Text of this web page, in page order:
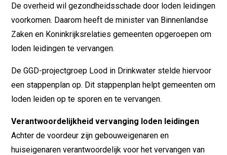
De overheid wil gezondheidsschade door loden leidingen
voorkomen. Daarom heeft de minister van Binnenlandse
Zaken en Koninkrijksrelaties gemeenten opgeroepen om
loden leidingen te vervangen.
De GGD-projectgroep Lood in Drinkwater stelde hiervoor
een stappenplan op. Dit stappenplan helpt gemeenten om
loden leiden op te sporen en te vervangen.
Verantwoordelijkheid vervanging loden leidingen
Achter de voordeur zijn gebouweigenaren en
huiseigenaren verantwoordelijk voor het vervangen van